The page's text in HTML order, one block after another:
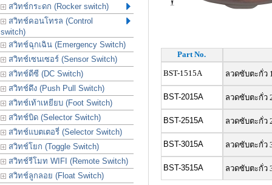
สวิทช์กระดก (Rocker switch)
สวิทช์คอนโทรล (Control
switch)
สวิทช์ฉุกเฉิน (Emergency Switch)
สวิทช์เซนเซอร์ (Sensor Switch)
สวิทช์ดีซี (DC Switch)
สวิทช์ดึง (Push Pull Switch)
สวิทช์เท้าเหยียบ (Foot Switch)
สวิทช์บิด (Selector Switch)
สวิทช์แบตเตอรี่ (Selector Switch)
สวิทช์โยก (Toggle Switch)
สวิทช์รีโมท WIFI (Remote Switch)
สวิทช์ลูกลอย (Float Switch)
Part No.
BST-1515A ลวดซับตะกั่ว
BST-2015A ลวดซับตะกั่ว
BST-2515A ลวดซับตะกั่ว
BST-3015A ลวดซับตะกั่ว
BST-3515A ลวดซับตะกั่ว